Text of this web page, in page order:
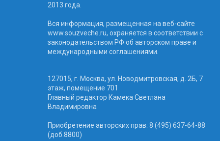
2013 года.
Вся информация, размещенная на веб-сайте
www.souzveche.ru, охраняется в соответствии с
законодательством РФ об авторском праве и
международными соглашениями.
127015, г. Москва, ул. Новодмитровская, д. 2Б, 7
этаж, помещение 701
Главный редактор Камека Светлана
Владимировна
Приобретение авторских прав: 8 (495) 637-64-88
(доб.8800)